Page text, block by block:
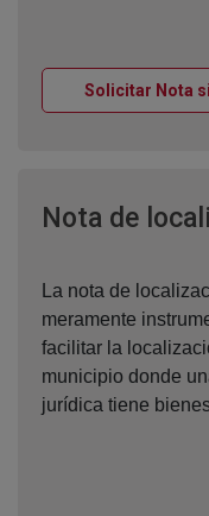
Solicitar Nota
Nota de
La nota de
meramente
facilitar la
municipio donde
jurídica tiene